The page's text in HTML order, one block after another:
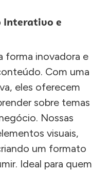
Interativo e
forma inovadora e
Com uma
eles oferecem
sobre temas
Nossas
visuais,
um formato
Ideal para quem